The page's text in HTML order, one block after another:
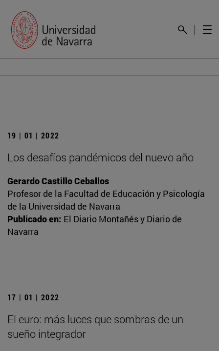
19 | 01 | 2022
Los desafíos pandémicos del nuevo año
Gerardo Castillo Ceballos
Profesor de la Facultad de Educación y Psicología
de la Universidad de Navarra
Publicado en: El Diario Montañés y Diario de
Navarra
17 | 01 | 2022
El euro: más luces que sombras de un
sueño integrador